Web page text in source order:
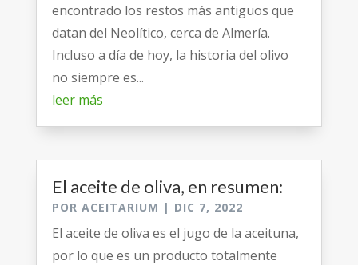
encontrado los restos más antiguos que
datan del Neolítico, cerca de Almería.
Incluso a día de hoy, la historia del olivo
no siempre es...
leer más
El aceite de oliva, en resumen:
POR ACEITARIUM | DIC 7, 2022
El aceite de oliva es el jugo de la aceituna,
por lo que es un producto totalmente